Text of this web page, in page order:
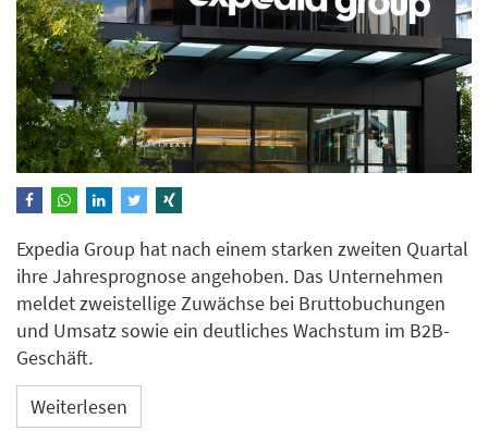
Expedia Group hat nach einem starken zweiten Quartal
ihre Jahresprognose angehoben. Das Unternehmen
meldet zweistellige Zuwächse bei Bruttobuchungen
und Umsatz sowie ein deutliches Wachstum im B2B-
Geschäft.
Weiterlesen